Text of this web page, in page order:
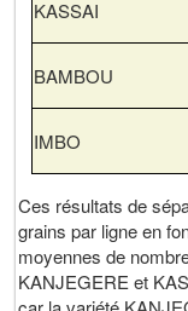
KASSAI
BAMBOU
IMBO
Ces résultats de
grains par ligne en
moyennes de
KANJEGERE et